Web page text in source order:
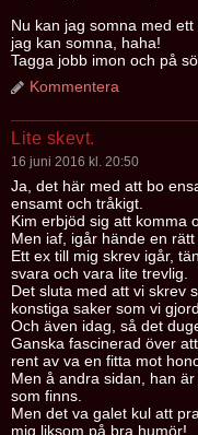
Nu kan jag somna med
jag kan somna, haha!
Tagga jobb imon och på
Kommentera
Lite skevt.
16 juni 2016 kl. 20:50
Ja, det här med att bo
ensamt och tråkigt.
Kim erbjöd sig att komma
Men iaf, igår hände en rätt
Ett ex till mig skrev igår,
svara och vara lite trevlig.
Det sluta med att vi skrev
konstiga saker som vi
Och även idag, så det
Ganska fascinerad över
rent av va en fitta mot
Men å andra sidan, han
som finns.
Men det va galet kul att
mig liksom på bra humör!